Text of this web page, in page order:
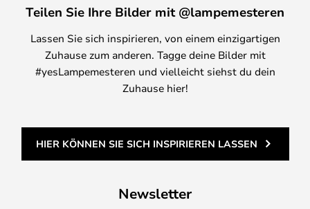
Teilen Sie Ihre Bilder mit @lampemesteren
Lassen Sie sich inspirieren, von einem einzigartigen
Zuhause zum anderen. Tagge deine Bilder mit
#yesLampemesteren und vielleicht siehst du dein
Zuhause hier!
HIER KÖNNEN SIE SICH INSPIRIEREN LASSEN
Newsletter